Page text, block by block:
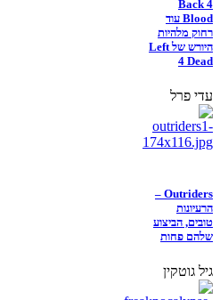
Back 4
Blood עוד
רחוק מלהיות
היורש של Left
4 Dead
עדי פרל
Outriders –
הרעיונות
טובים, הביצוע
שלהם פחות
גיל גוטקין